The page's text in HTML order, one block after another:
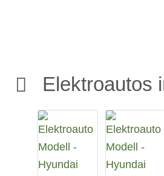
Elektroautos